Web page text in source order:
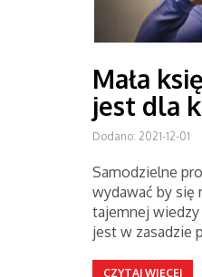
Mała
jest dla
Dodano: 2021-12-01
Samodzielne
wydawać by się
tajemnej
jest w zasadzie
CZYTAJ WIĘCEJ